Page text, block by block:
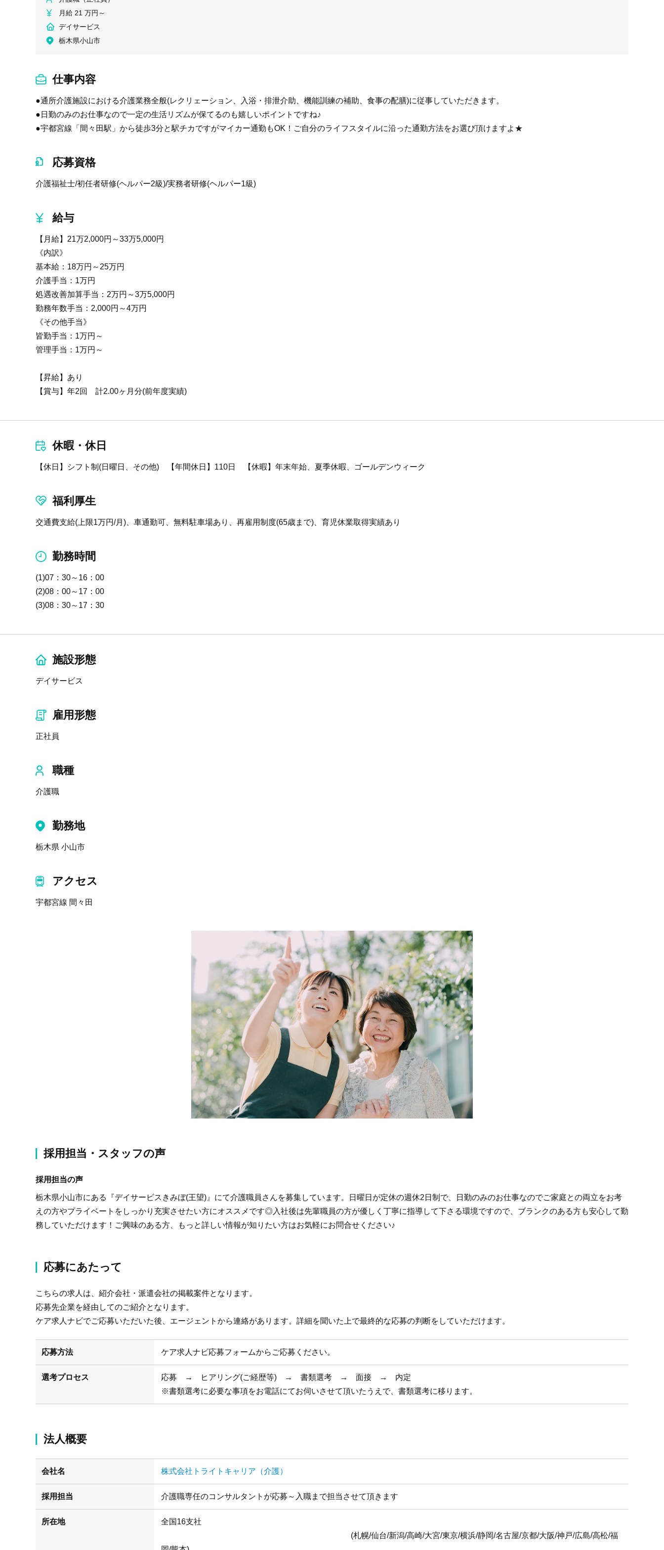
月給 21 万円～
デイサービス
栃木県小山市
仕事内容
●通所介護施設における介護業務全般(レクリェーション、入浴・排泄介助、機能訓練の補助、食事の配膳)に従事していただきます。
●日勤のみのお仕事なので一定の生活リズムが保てるのも嬉しいポイントですね♪
●宇都宮線「間々田駅」から徒歩3分と駅チカですがマイカー通勤もOK！ご自分のライフスタイルに沿った通勤方法をお選び頂けますよ★
応募資格
介護福祉士/初任者研修(ヘルパー2級)/実務者研修(ヘルパー1級)
給与
【月給】21万2,000円～33万5,000円
《内訳》
基本給：18万円～25万円
介護手当：1万円
処遇改善加算手当：2万円～3万5,000円
勤務年数手当：2,000円～4万円
《その他手当》
皆勤手当：1万円～
管理手当：1万円～
【昇給】あり
【賞与】年2回 計2.00ヶ月分(前年度実績)
休暇・休日
【休日】シフト制(日曜日、その他) 【年間休日】110日 【休暇】年末年始、夏季休暇、ゴールデンウィーク
福利厚生
交通費支給(上限1万円/月)、車通勤可、無料駐車場あり、再雇用制度(65歳まで)、育児休業取得実績あり
勤務時間
(1)07：30～16：00
(2)08：00～17：00
(3)08：30～17：30
施設形態
デイサービス
雇用形態
正社員
職種
介護職
勤務地
栃木県 小山市
アクセス
宇都宮線 間々田
採用担当・スタッフの声
採用担当の声
栃木県小山市にある『デイサービスきみぼ(王望)』にて介護職員さんを募集しています。日曜日が定休の週休2日制で、日勤のみのお仕事なのでご家庭との両立をお考
えの方やプライベートをしっかり充実させたい方にオススメです◎入社後は先輩職員の方が優しく丁寧に指導して下さる環境ですので、ブランクのある方も安心して勤
務していただけます！ご興味のある方、もっと詳しい情報が知りたい方はお気軽にお問合せください♪
応募にあたって
こちらの求人は、紹介会社・派遣会社の掲載案件となります。
応募先企業を経由してのご紹介となります。
ケア求人ナビでご応募いただいた後、エージェントから連絡があります。詳細を聞いた上で最終的な応募の判断をしていただけます。
応募方法 ケア求人ナビ応募フォームからご応募ください。
選考プロセス
応募 → ヒアリング(ご経歴等) → 書類選考 → 面接 → 内定
※書類選考に必要な事項をお電話にてお伺いさせて頂いたうえで、書類選考に移ります。
法人概要
会社名 株式会社トライトキャリア（介護）
採用担当 介護職専任のコンサルタントが応募～入職まで担当させて頂きます
所在地
全国16支社
(札幌/仙台/新潟/高崎/大宮/東京/横浜/静岡/名古屋/京都/大阪/神戸/広島/高松/福